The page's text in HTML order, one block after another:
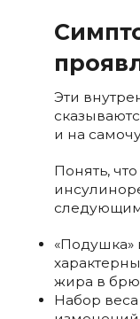
Эти
и на
Понять, что
«Подушка»
жира в
Набор